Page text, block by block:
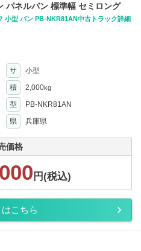
パネルバン 標準幅 セミロング
小型 バン PB-NKR81AN中古トラック詳細
サ
小型
積 2,000kg
型
PB-NKR81AN
県 兵庫県
価格
円(税込)
こちら